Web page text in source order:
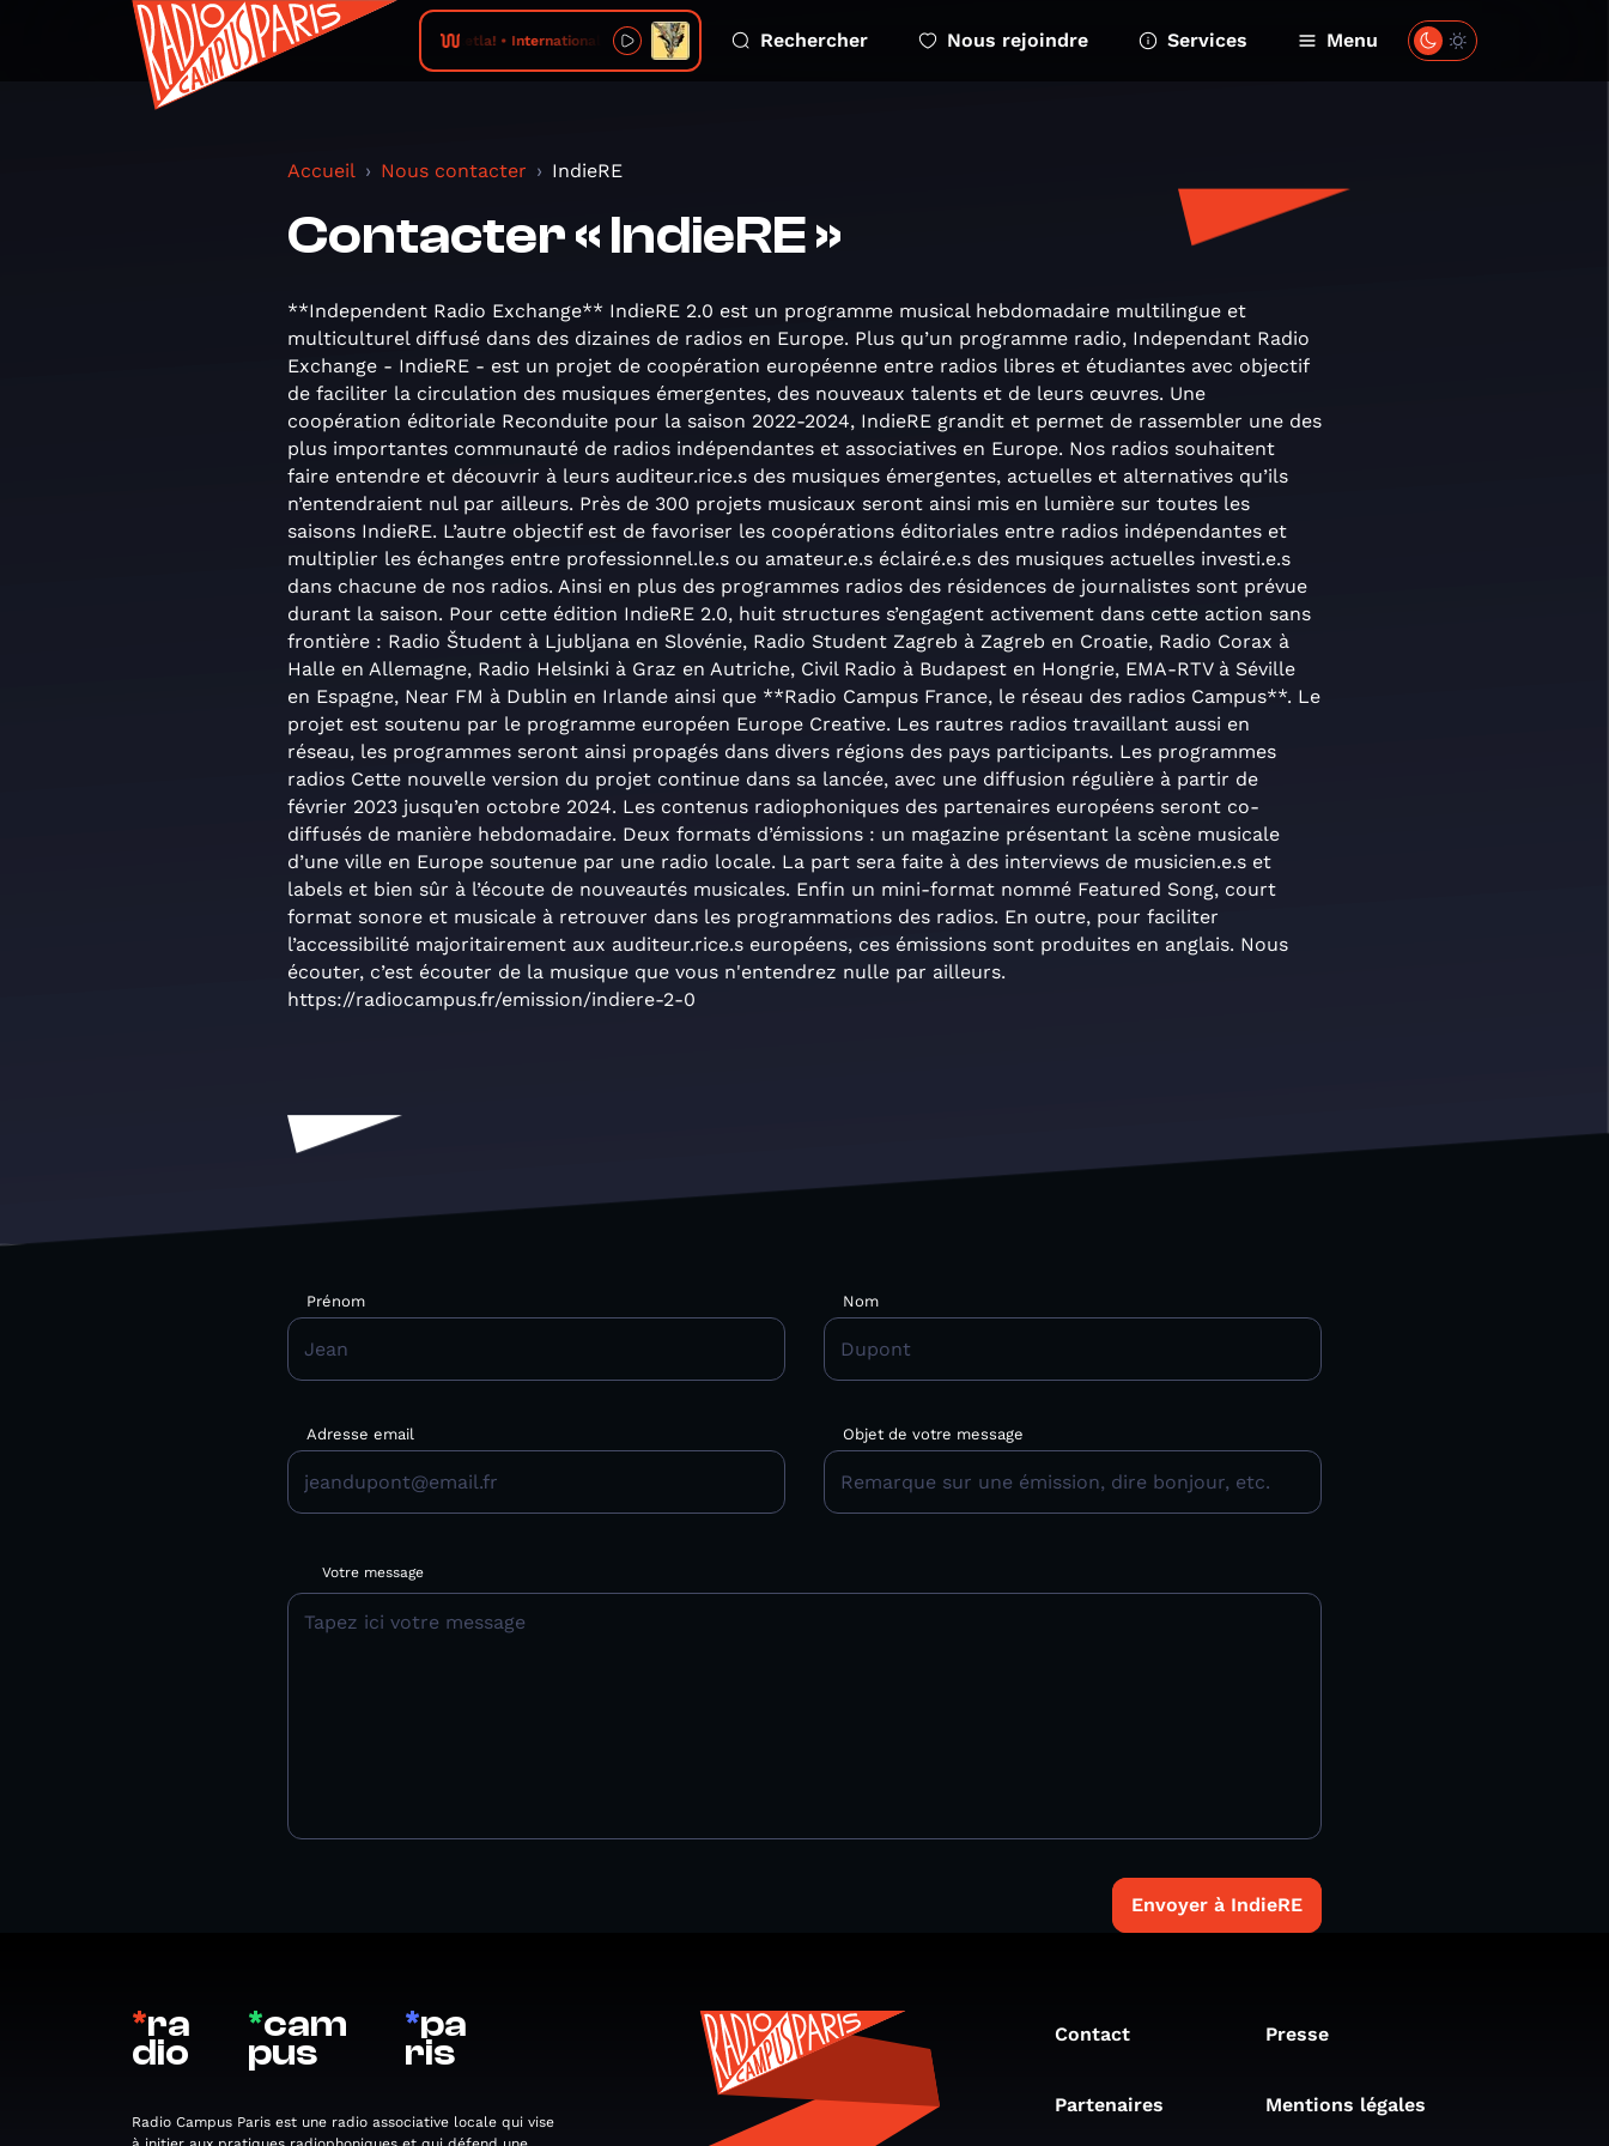
Keleketla! • International Love Affair - Edit Rechercher Nous rejoindre Services Menu
Accueil Nous contacter IndieRE
Contacter « IndieRE »
**Independent Radio Exchange** IndieRE 2.0 est un programme musical hebdomadaire multilingue et
multiculturel diffusé dans des dizaines de radios en Europe. Plus qu’un programme radio, Independant Radio
Exchange - IndieRE - est un projet de coopération européenne entre radios libres et étudiantes avec objectif
de faciliter la circulation des musiques émergentes, des nouveaux talents et de leurs œuvres. Une
coopération éditoriale Reconduite pour la saison 2022-2024, IndieRE grandit et permet de rassembler une des
plus importantes communauté de radios indépendantes et associatives en Europe. Nos radios souhaitent
faire entendre et découvrir à leurs auditeur.rice.s des musiques émergentes, actuelles et alternatives qu’ils
n’entendraient nul par ailleurs. Près de 300 projets musicaux seront ainsi mis en lumière sur toutes les
saisons IndieRE. L’autre objectif est de favoriser les coopérations éditoriales entre radios indépendantes et
multiplier les échanges entre professionnel.le.s ou amateur.e.s éclairé.e.s des musiques actuelles investi.e.s
dans chacune de nos radios. Ainsi en plus des programmes radios des résidences de journalistes sont prévue
durant la saison. Pour cette édition IndieRE 2.0, huit structures s’engagent activement dans cette action sans
frontière : Radio Študent à Ljubljana en Slovénie, Radio Student Zagreb à Zagreb en Croatie, Radio Corax à
Halle en Allemagne, Radio Helsinki à Graz en Autriche, Civil Radio à Budapest en Hongrie, EMA-RTV à Séville
en Espagne, Near FM à Dublin en Irlande ainsi que **Radio Campus France, le réseau des radios Campus**. Le
projet est soutenu par le programme européen Europe Creative. Les rautres radios travaillant aussi en
réseau, les programmes seront ainsi propagés dans divers régions des pays participants. Les programmes
radios Cette nouvelle version du projet continue dans sa lancée, avec une diffusion régulière à partir de
février 2023 jusqu’en octobre 2024. Les contenus radiophoniques des partenaires européens seront co-
diffusés de manière hebdomadaire. Deux formats d’émissions : un magazine présentant la scène musicale
d’une ville en Europe soutenue par une radio locale. La part sera faite à des interviews de musicien.e.s et
labels et bien sûr à l’écoute de nouveautés musicales. Enfin un mini-format nommé Featured Song, court
format sonore et musicale à retrouver dans les programmations des radios. En outre, pour faciliter
l’accessibilité majoritairement aux auditeur.rice.s européens, ces émissions sont produites en anglais. Nous
écouter, c’est écouter de la musique que vous n'entendrez nulle par ailleurs.
https://radiocampus.fr/emission/indiere-2-0
Prénom Nom
Adresse email Objet de votre message
Votre message
Envoyer à IndieRE
*ra
dio
*cam
pus
*pa
ris
Radio Campus Paris est une radio associative locale qui vise
Contact Presse
Partenaires Mentions légales